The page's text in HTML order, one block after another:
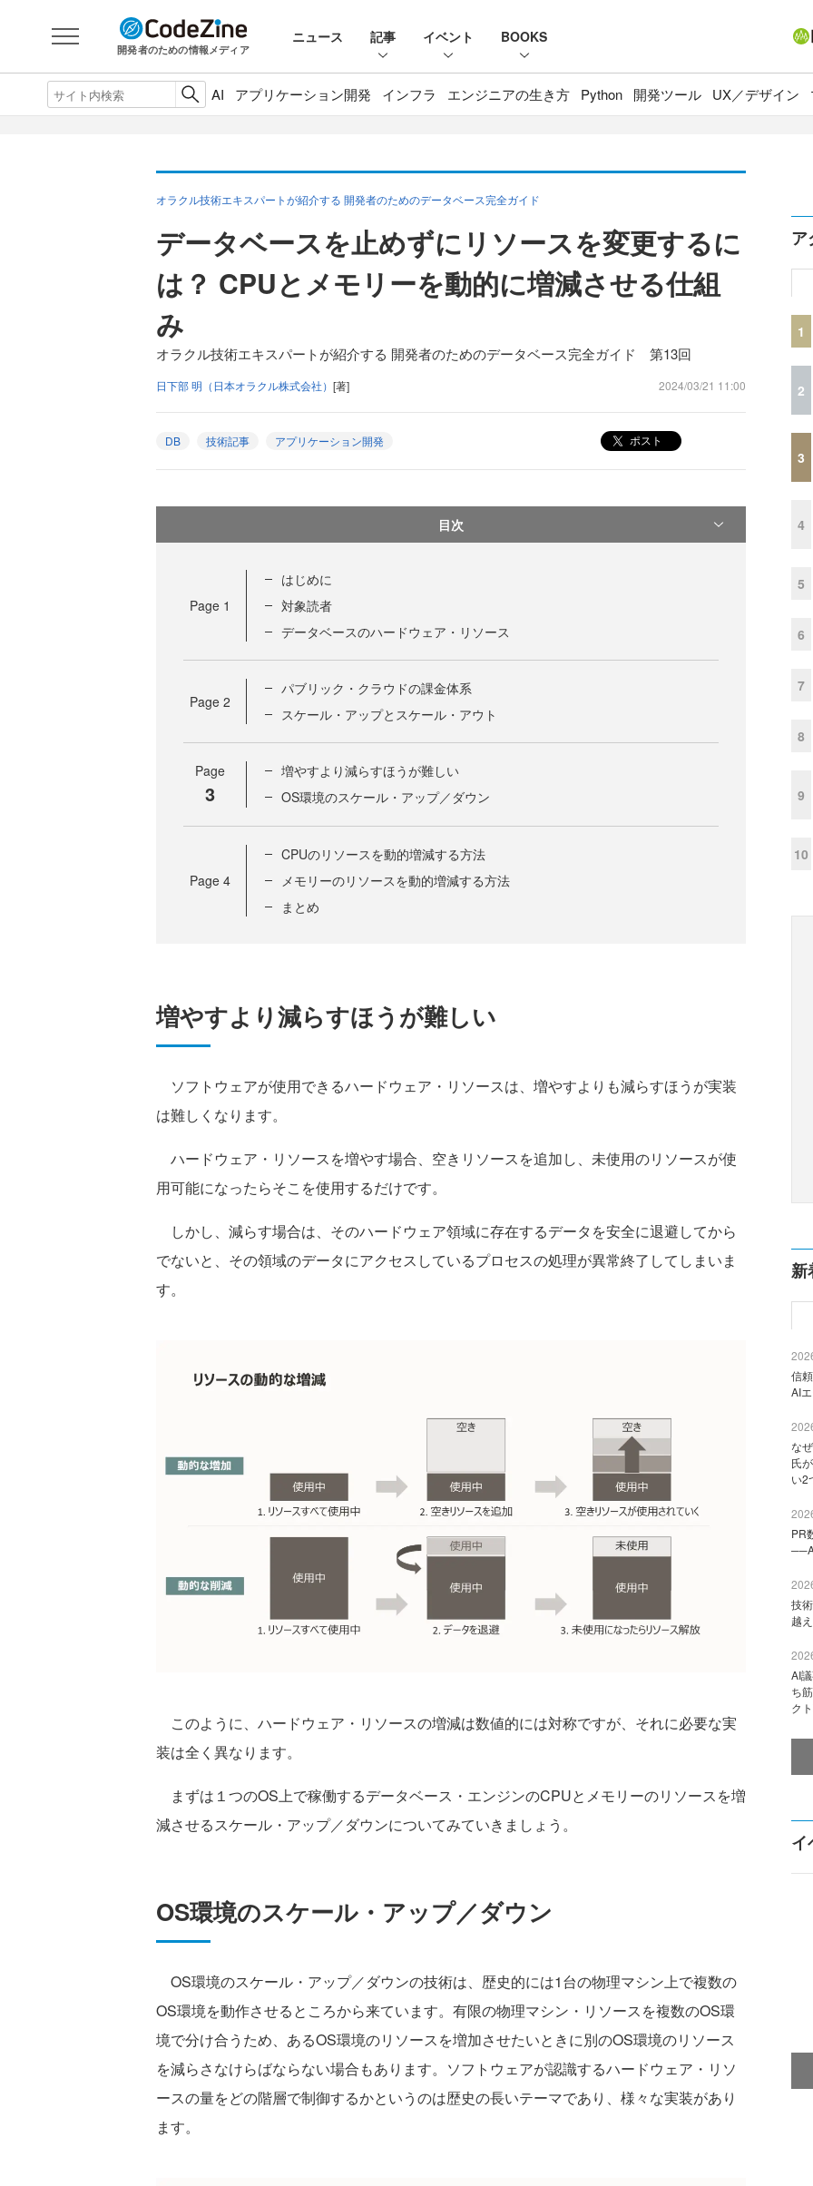
開発者のための情報メディア
ニュース 記事 イベント BOOKS
AI アプリケーション開発 インフラ エンジニアの生き方 Python 開発ツール UX／デザイン
オラクル技術エキスパートが紹介する 開発者のためのデータベース完全ガイド
データベースを止めずにリソースを変更するに
は？ CPUとメモリーを動的に増減させる仕組
み
オラクル技術エキスパートが紹介する 開発者のためのデータベース完全ガイド 第13回
日下部 明（日本オラクル株式会社） [著] 2024/03/21 11:00
DB 技術記事 アプリケーション開発 ポスト
目次
Page 1
はじめに
対象読者
データベースのハードウェア・リソース
Page 2
パブリック・クラウドの課金体系
スケール・アップとスケール・アウト
Page
3
増やすより減らすほうが難しい
OS環境のスケール・アップ／ダウン
Page 4
CPUのリソースを動的増減する方法
メモリーのリソースを動的増減する方法
まとめ
増やすより減らすほうが難しい
ソフトウェアが使用できるハードウェア・リソースは、増やすよりも減らすほうが実装
は難しくなります。
ハードウェア・リソースを増やす場合、空きリソースを追加し、未使用のリソースが使
用可能になったらそこを使用するだけです。
しかし、減らす場合は、そのハードウェア領域に存在するデータを安全に退避してから
でないと、その領域のデータにアクセスしているプロセスの処理が異常終了してしまいま
す。
このように、ハードウェア・リソースの増減は数値的には対称ですが、それに必要な実
装は全く異なります。
まずは１つのOS上で稼働するデータベース・エンジンのCPUとメモリーのリソースを増
減させるスケール・アップ／ダウンについてみていきましょう。
OS環境のスケール・アップ／ダウン
OS環境のスケール・アップ／ダウンの技術は、歴史的には1台の物理マシン上で複数の
OS環境を動作させるところから来ています。有限の物理マシン・リソースを複数のOS環
境で分け合うため、あるOS環境のリソースを増加させたいときに別のOS環境のリソース
を減らさなけらばならない場合もあります。ソフトウェアが認識するハードウェア・リソ
ースの量をどの階層で制御するかというのは歴史の長いテーマであり、様々な実装があり
ます。
ア
1
2
3
4
5
6
7
8
9
10
新
信
AI
な
氏
い2
PR
技
越
AI
ち
ク
イ